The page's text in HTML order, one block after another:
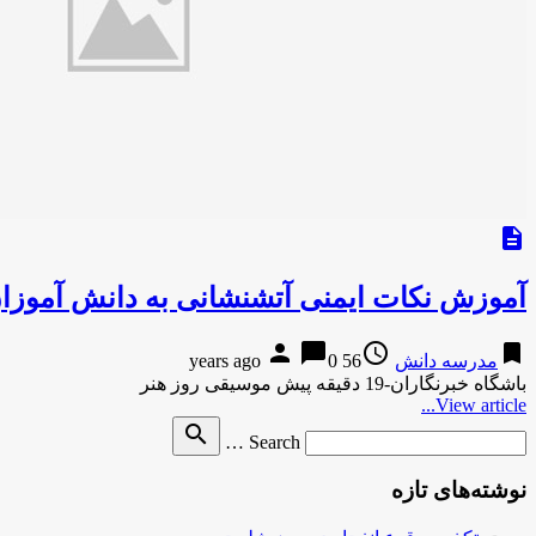
description
آموزش نکات ایمنی آتشنشانی به دانش
bookmark مدرسه دانش access_time
56 years ago
person chat_bubble0
باشگاه خبرنگاران-19 دقیقه پیش موسیقی روز هنر
View article...
Search …
search
نوشته‌های تازه